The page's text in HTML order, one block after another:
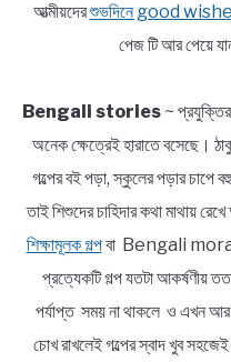
আত্মীয়দেরশুভদিনে good
পেজ টি আর পেয়ে
Bengali stories ~ প্রযুক্তির
অনেক ক্ষেত্রেই হারাতে বসেছে।
গল্পের বই পড়া, স্কুলের পড়ার
তাই শিশুদের চাহিদার কথা মাথায়
শিক্ষামূলক গল্পবা Bengali moral
প্রত্যেকটি গল্প যতটা আকর্ষণীয়
পর্যাপ্ত সময় না থাকলে ও এখন আর
চোখ রাখলেই গল্পের স্বাদ খুব সহজেই